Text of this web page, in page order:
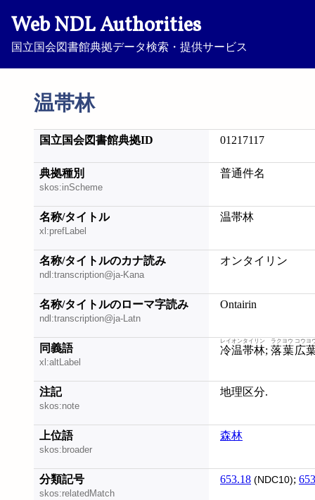
Web NDL Authorities
国立国会図書館典拠データ検索・提供サービス
温帯林
国立国会図書館典拠ID 01217117
典拠種別
skos:inScheme
普通件名
名称/タイトル
xl:prefLabel
温帯林
名称/タイトルのカナ読み
ndl:transcription@ja-Kana
オンタイリン
名称/タイトルのローマ字読み
ndl:transcription@ja-Latn
Ontairin
同義語
xl:altLabel
冷温帯林
レイオンタイリン
; 落葉広
ラクヨウ コウヨ
注記
skos:note
地理区分.
上位語
skos:broader
森林
分類記号
skos:relatedMatch
653.18 (NDC10);